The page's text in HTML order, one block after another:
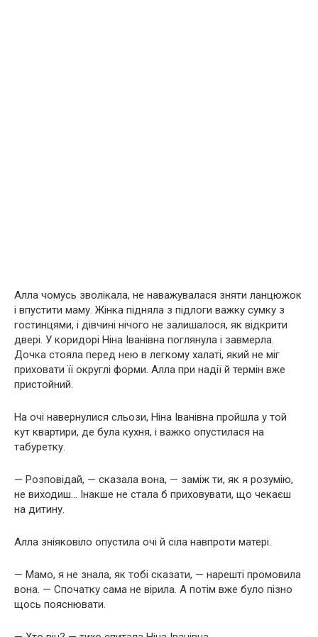
Алла чомусь зволікала, не наважувалася зняти ланцюжок
і впустити маму. Жінка підняла з підлоги важку сумку з
гостинцями, і дівчині нічого не залишалося, як відкрити
двері. У коридорі Ніна Іванівна поглянула і завмерла.
Дочка стояла перед нею в легкому халаті, який не міг
приховати її округлі форми. Алла при надії й термін вже
пристойний.
На очі навернулися сльози, Ніна Іванівна пройшла у той
кут квартири, де була кухня, і важко опустилася на
табуретку.
— Розповідай, — сказала вона, — заміж ти, як я розумію,
не виходиш… Інакше не стала б приховувати, що чекаєш
на дитину.
Алла зніяковіло опустила очі й сіла навпроти матері.
— Мамо, я не знала, як тобі сказати, — нарешті промовила
вона. — Спочатку сама не вірила. А потім вже було пізно
щось пояснювати.